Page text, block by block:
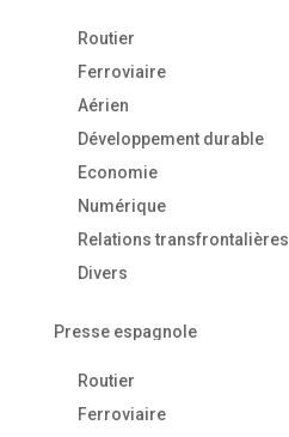
Routier
Ferroviaire
Aérien
Développement durable
Economie
Numérique
Relations transfrontalières
Divers
Presse espagnole
Routier
Ferroviaire